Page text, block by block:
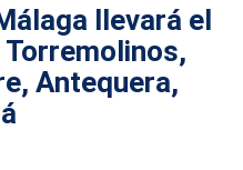
llevará el
Torremolinos,
Antequera,